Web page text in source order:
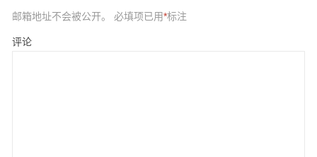
邮箱地址不会被公开。 必填项已用*标注
评论